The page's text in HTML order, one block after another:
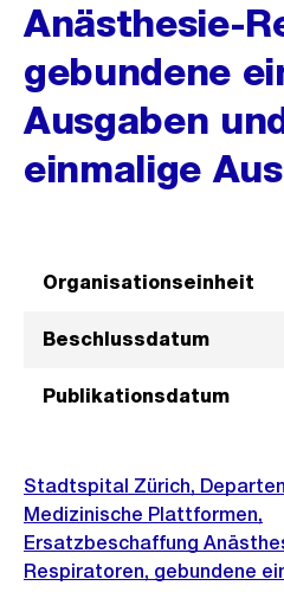
Anästhesie-
gebundene
Ausgaben
einmalige
Organisationseinheit
Beschlussdatum
Publikationsdatum
Stadtspital Zürich,
Medizinische Plattformen,
Ersatzbeschaffung
Respiratoren, gebundene